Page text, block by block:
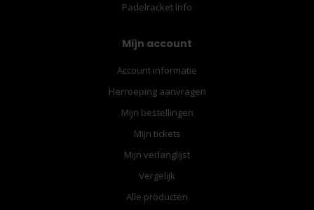
Padelracket Info
Mijn account
Account informatie
Herroeping aanvragen
Mijn bestellingen
Mijn tickets
Mijn verlanglijst
Vergelijk
Alle producten